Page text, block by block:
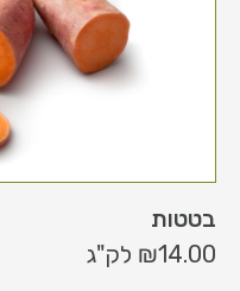
בטטות
₪14.00
לק"ג